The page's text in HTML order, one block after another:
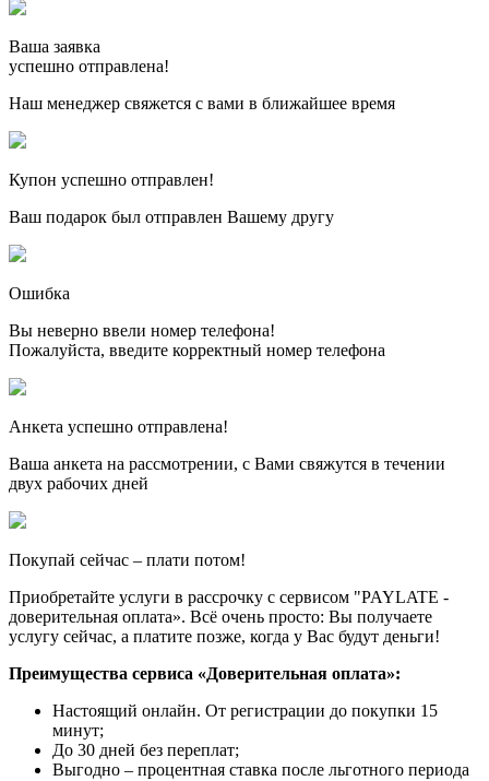
Ваша заявка
успешно отправлена!
Наш менеджер свяжется с вами в ближайшее время
Купон успешно отправлен!
Ваш подарок был отправлен Вашему другу
Ошибка
Вы неверно ввели номер телефона!
Пожалуйста, введите корректный номер телефона
Анкета успешно отправлена!
Ваша анкета на рассмотрении, с Вами свяжутся в течении
двух рабочих дней
Покупай сейчас – плати потом!
Приобретайте услуги в рассрочку с сервисом "PAYLATE -
доверительная оплата». Всё очень просто: Вы получаете
услугу сейчас, а платите позже, когда у Вас будут деньги!
Преимущества сервиса «Доверительная оплата»:
Настоящий онлайн. От регистрации до покупки 15
минут;
До 30 дней без переплат;
Выгодно – процентная ставка после льготного периода